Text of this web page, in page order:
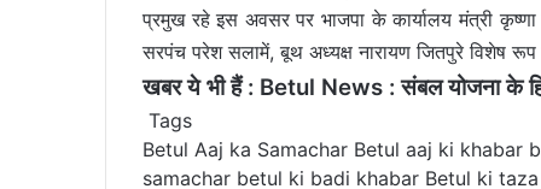
प्रमुख रहे इस अवसर पर भाजपा के कार्यालय मंत्री
सरपंच परेश सलामें, बूथ अध्यक्ष नारायण जितपुरे विशेष
खबर ये भी हैं : Betul News : संबल योजना के
Tags
Betul Aaj ka Samachar Betul aaj ki khabar
samachar betul ki badi khabar Betul ki